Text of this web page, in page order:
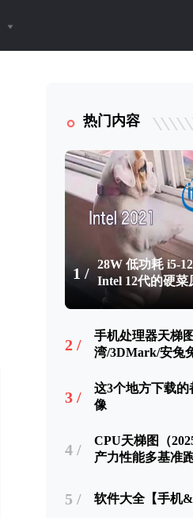
热门内容
1 /
28W 低功耗 i5-
Intel 12代的硬菜
2 /
手机处理器天梯
湾/3DMark/安兔
3 /
这3个地方下载的
像
4 /
CPU天梯图（
产力性能多基准
5 / 软件大全【手机&